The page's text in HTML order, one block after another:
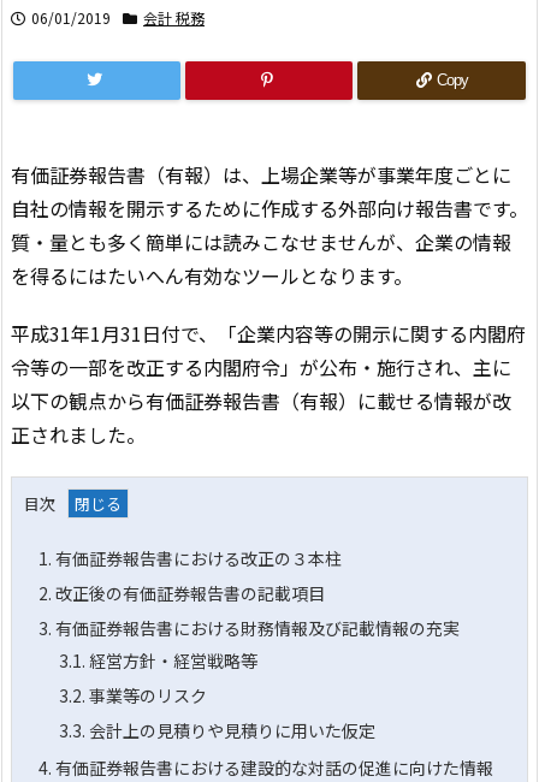
06/01/2019 会計 税務
Copy
有価証券報告書（有報）は、上場企業等が事業年度ごとに
自社の情報を開示するために作成する外部向け報告書です。
質・量とも多く簡単には読みこなせませんが、企業の情報
を得るにはたいへん有効なツールとなります。
平成31年1月31日付で、「企業内容等の開示に関する内閣府
令等の一部を改正する内閣府令」が公布・施行され、主に
以下の観点から有価証券報告書（有報）に載せる情報が改
正されました。
目次
1. 有価証券報告書における改正の３本柱
2. 改正後の有価証券報告書の記載項目
3. 有価証券報告書における財務情報及び記載情報の充実
3.1. 経営方針・経営戦略等
3.2. 事業等のリスク
3.3. 会計上の見積りや見積りに用いた仮定
4. 有価証券報告書における建設的な対話の促進に向けた情報